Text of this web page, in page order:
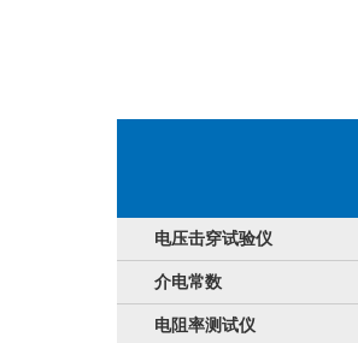
电压击穿试验仪
介电常数
电阻率测试仪